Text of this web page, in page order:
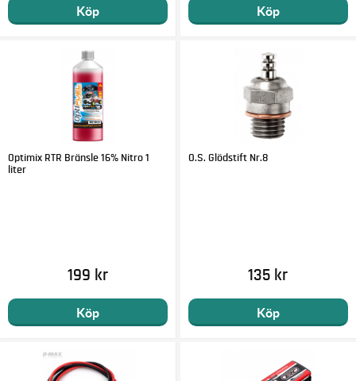
Köp Köp
Optimix RTR Bränsle 16% Nitro 1
liter
199 kr
Köp
O.S. Glödstift Nr.8
135 kr
Köp